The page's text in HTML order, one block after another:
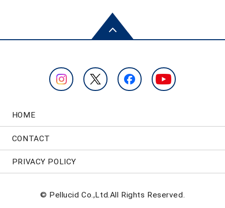
HOME
CONTACT
PRIVACY POLICY
© Pellucid Co.,Ltd.All Rights Reserved.